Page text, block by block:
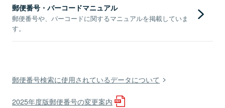
郵便番号・バーコードマニュアル
郵便番号や、バーコードに関するマニュアルを掲載していま
す。
郵便番号検索に使用されているデータについて
2025年度版郵便番号の変更案内